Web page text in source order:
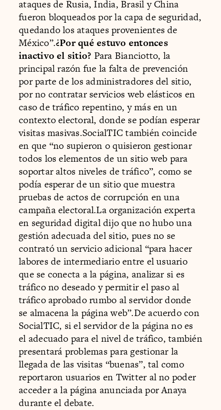
ataques de Rusia, India, Brasil y China
fueron bloqueados por la capa de seguridad,
quedando los ataques provenientes de
México”.¿Por qué estuvo entonces
inactivo el sitio? Para Bianciotto, la
principal razón fue la falta de prevención
por parte de los administradores del sitio,
por no contratar servicios web elásticos en
caso de tráfico repentino, y más en un
contexto electoral, donde se podían esperar
visitas masivas.SocialTIC también coincide
en que “no supieron o quisieron gestionar
todos los elementos de un sitio web para
soportar altos niveles de tráfico”, como se
podía esperar de un sitio que muestra
pruebas de actos de corrupción en una
campaña electoral.La organización experta
en seguridad digital dijo que no hubo una
gestión adecuada del sitio, pues no se
contrató un servicio adicional “para hacer
labores de intermediario entre el usuario
que se conecta a la página, analizar si es
tráfico no deseado y permitir el paso al
tráfico aprobado rumbo al servidor donde
se almacena la página web”.De acuerdo con
SocialTIC, si el servidor de la página no es
el adecuado para el nivel de tráfico, también
presentará problemas para gestionar la
llegada de las visitas “buenas”, tal como
reportaron usuarios en Twitter al no poder
acceder a la página anunciada por Anaya
durante el debate.